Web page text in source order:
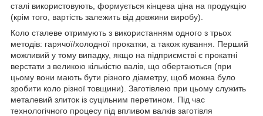
сталі використовують, формується кінцева ціна на продукцію
(крім того, вартість залежить від довжини виробу).
Коло сталеве отримують з використанням одного з трьох
методів: гарячої/холодної прокатки, а також кування. Перший
можливий у тому випадку, якщо на підприємстві є прокатні
верстати з великою кількістю валів, що обертаються (при
цьому вони мають бути різного діаметру, щоб можна було
зробити коло різної товщини). Заготівлею при цьому служить
металевий злиток із суцільним перетином. Під час
технологічного процесу під впливом валків заготівля